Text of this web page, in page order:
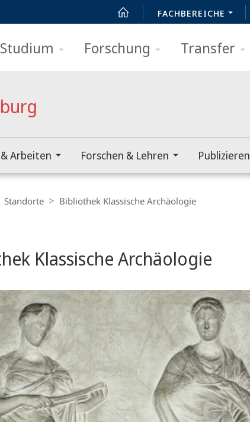
FACHBEREICHE
Studium Forschung Transfer
Arbeiten Forschen & Lehren Publizieren
Standorte Bibliothek Klassische Archäologie
Klassische Archäologie